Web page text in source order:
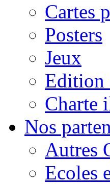
Cartes
Posters
Jeux
Edition
Charte
Nos
Autres
Ecoles